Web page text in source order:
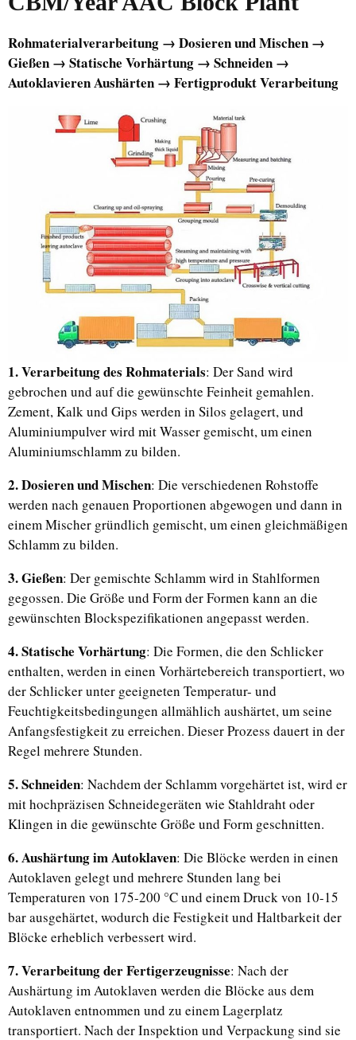
Rohmaterialverarbeitung → Dosieren und Mischen →
Gießen → Statische Vorhärtung → Schneiden →
Autoklavieren Aushärten → Fertigprodukt Verarbeitung
1. Verarbeitung des Rohmaterials: Der Sand wird
gebrochen und auf die gewünschte Feinheit gemahlen.
Zement, Kalk und Gips werden in Silos gelagert, und
Aluminiumpulver wird mit Wasser gemischt, um einen
Aluminiumschlamm zu bilden.
2. Dosieren und Mischen: Die verschiedenen Rohstoffe
werden nach genauen Proportionen abgewogen und dann in
einem Mischer gründlich gemischt, um einen gleichmäßigen
Schlamm zu bilden.
3. Gießen: Der gemischte Schlamm wird in Stahlformen
gegossen. Die Größe und Form der Formen kann an die
gewünschten Blockspezifikationen angepasst werden.
4. Statische Vorhärtung: Die Formen, die den Schlicker
enthalten, werden in einen Vorhärtebereich transportiert, wo
der Schlicker unter geeigneten Temperatur- und
Feuchtigkeitsbedingungen allmählich aushärtet, um seine
Anfangsfestigkeit zu erreichen. Dieser Prozess dauert in der
Regel mehrere Stunden.
5. Schneiden: Nachdem der Schlamm vorgehärtet ist, wird er
mit hochpräzisen Schneidegeräten wie Stahldraht oder
Klingen in die gewünschte Größe und Form geschnitten.
6. Aushärtung im Autoklaven: Die Blöcke werden in einen
Autoklaven gelegt und mehrere Stunden lang bei
Temperaturen von 175-200 °C und einem Druck von 10-15
bar ausgehärtet, wodurch die Festigkeit und Haltbarkeit der
Blöcke erheblich verbessert wird.
7. Verarbeitung der Fertigerzeugnisse: Nach der
Aushärtung im Autoklaven werden die Blöcke aus dem
Autoklaven entnommen und zu einem Lagerplatz
transportiert. Nach der Inspektion und Verpackung sind sie